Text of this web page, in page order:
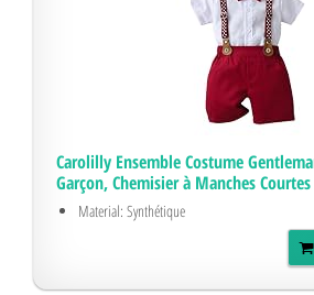
Carolilly Ensemble Costume
Garçon, Chemisier à Manches
Material: Synthétique